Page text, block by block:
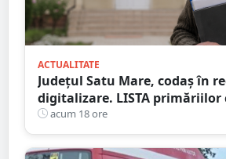
ACTUALITATE
Județul Satu Mare, codaș în
digitalizare. LISTA primăriilor
piardă bani de la buget
acum 18 ore